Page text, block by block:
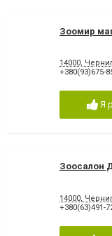
Зоомир
14000,
+380(93)675-
Я
Зоосалон
14000,
+380(63)491-